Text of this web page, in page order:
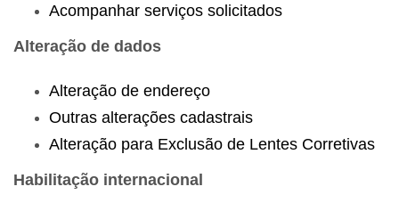
Acompanhar serviços solicitados
Alteração de dados
Alteração de endereço
Outras alterações cadastrais
Alteração para Exclusão de Lentes Corretivas
Habilitação internacional